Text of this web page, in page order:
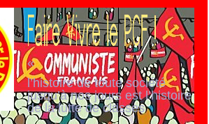
«
l’histoire de toute société
jusqu’à nos jours est l’histoire
de la lutte de classes